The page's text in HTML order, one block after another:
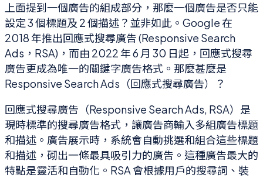
上面提到一個廣告的組成部分，那麼一個廣告是否只能
設定 3 個標題及 2 個描述？並非如此。Google 在
2018 年推出回應式搜尋廣告 (Responsive Search
Ads，RSA)，而由 2022 年 6 月 30 日起，回應式搜尋
廣告更成為唯一的關鍵字廣告格式。那麼甚麼是
Responsive Search Ads（回應式搜尋廣告）？
回應式搜尋廣告（Responsive Search Ads, RSA）是
現時標準的搜尋廣告格式，讓廣告商輸入多組廣告標題
和描述。廣告展示時，系統會自動挑選和組合這些標題
和描述，砌出一條最具吸引力的廣告。這種廣告最大的
特點是靈活和自動化。RSA 會根據用戶的搜尋詞、裝